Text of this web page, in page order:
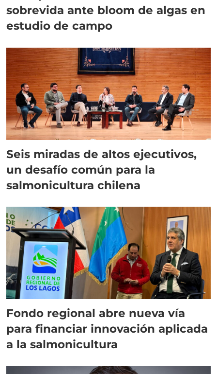
sobrevida ante bloom de algas en
estudio de campo
Seis miradas de altos ejecutivos,
un desafío común para la
salmonicultura chilena
Fondo regional abre nueva vía
para financiar innovación aplicada
a la salmonicultura